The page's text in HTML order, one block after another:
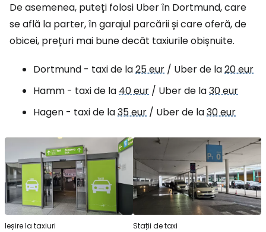
De asemenea, puteți folosi Uber în Dortmund, care
se află la parter, în garajul parcării și care oferă, de
obicei, prețuri mai bune decât taxiurile obișnuite.
Dortmund - taxi de la25 eur / Uber de la20 eur
Hamm - taxi de la40 eur / Uber de la30 eur
Hagen - taxi de la35 eur / Uber de la30 eur
Ieșire la taxiuri Stații de taxi